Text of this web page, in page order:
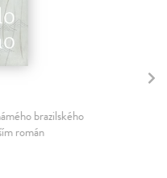
brazilského
román